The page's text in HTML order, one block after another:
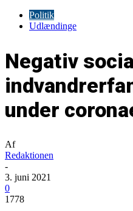
Politik
Udlændinge
Negativ
under
Af
Redaktionen
-
3. juni 2021
0
1778